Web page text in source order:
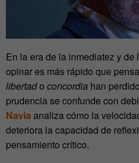
En la era de la inmediatez y
opinar es más rápido que
libertado concordia han
prudencia se confunde con
Navia analiza cómo la
deteriora la capacidad de
pensamiento crítico.